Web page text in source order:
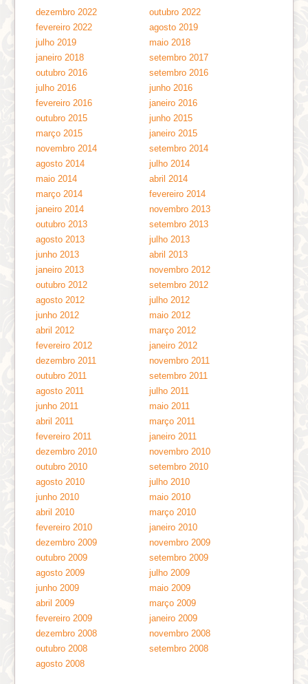
dezembro 2022
outubro 2022
fevereiro 2022
agosto 2019
julho 2019
maio 2018
janeiro 2018
setembro 2017
outubro 2016
setembro 2016
julho 2016
junho 2016
fevereiro 2016
janeiro 2016
outubro 2015
junho 2015
março 2015
janeiro 2015
novembro 2014
setembro 2014
agosto 2014
julho 2014
maio 2014
abril 2014
março 2014
fevereiro 2014
janeiro 2014
novembro 2013
outubro 2013
setembro 2013
agosto 2013
julho 2013
junho 2013
abril 2013
janeiro 2013
novembro 2012
outubro 2012
setembro 2012
agosto 2012
julho 2012
junho 2012
maio 2012
abril 2012
março 2012
fevereiro 2012
janeiro 2012
dezembro 2011
novembro 2011
outubro 2011
setembro 2011
agosto 2011
julho 2011
junho 2011
maio 2011
abril 2011
março 2011
fevereiro 2011
janeiro 2011
dezembro 2010
novembro 2010
outubro 2010
setembro 2010
agosto 2010
julho 2010
junho 2010
maio 2010
abril 2010
março 2010
fevereiro 2010
janeiro 2010
dezembro 2009
novembro 2009
outubro 2009
setembro 2009
agosto 2009
julho 2009
junho 2009
maio 2009
abril 2009
março 2009
fevereiro 2009
janeiro 2009
dezembro 2008
novembro 2008
outubro 2008
setembro 2008
agosto 2008